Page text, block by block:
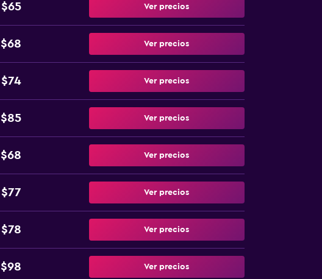
$65 Ver precios
$68 Ver precios
$74 Ver precios
$85 Ver precios
$68 Ver precios
$77 Ver precios
$78 Ver precios
$98 Ver precios